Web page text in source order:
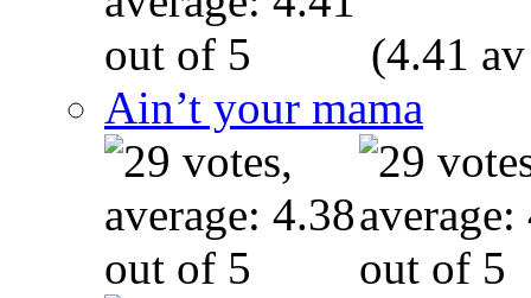
(4.41
Ain’t your mama